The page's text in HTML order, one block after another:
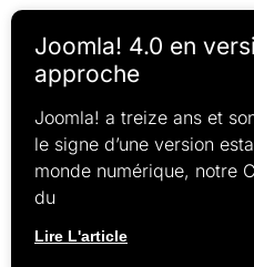
Joomla! 4.0 en
approche
Joomla! a treize ans et
le signe d’une version
monde numérique, notre
du
Lire L'article